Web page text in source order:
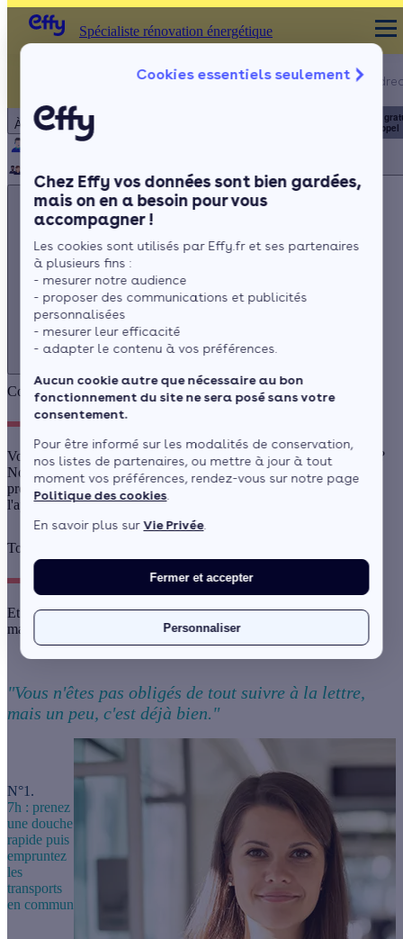
Cookies essentiels seulement
Chez Effy vos données sont bien gardées,
mais on en a besoin pour vous
accompagner !
Les cookies sont utilisés par Effy.fr et ses partenaires
à plusieurs fins :
- mesurer notre audience
- proposer des communications et publicités
personnalisées
- mesurer leur efficacité
- adapter le contenu à vos préférences.
Aucun cookie autre que nécessaire au bon
fonctionnement du site ne sera posé sans votre
consentement.
Pour être informé sur les modalités de conservation,
nos listes de partenaires, ou mettre à jour à tout
moment vos préférences, rendez-vous sur notre page
Politique des cookies.
En savoir plus surVie Privée.
Fermer et accepter
Personnaliser
À propos
Notre équipe
Rejoignez-nous Presse
Spécialiste rénovation énergétique
Appelez-nous !
du lundi au
Service
+ prix appel
Appelez-nous !
du lundi au vendredi - 8h à 19h
3456
Service gratuit
+ prix appel
Spécialiste rénovation énergétique
Comment réduire votre empreinte carbone... en une journée ?
Vous souhaitez réduire votre empreinte carbone sans prise de tête ?
Nous avons concocté un programme à suivre en une journée. Ce
programme est tellement simple que certains d'entre vous
l'appliquent déjà !
Top 5 des astuces pour réduire votre empreinte carbone
Et voici votre routine facile pour un mode de vie bas-carbone, du
matin au soir.
"Vous n'êtes pas obligés de tout suivre à la lettre,
mais un peu, c'est déjà bien."
N°1.
7h : prenez
une douche
rapide puis
empruntez
les
transports
en commun